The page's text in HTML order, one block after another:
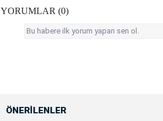
YORUMLAR (0)
Bu habere ilk yorum yapan sen ol.
ÖNERİLENLER